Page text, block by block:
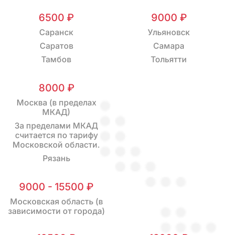
6500 ₽
Саранск
Саратов
Тамбов
8000 ₽
Москва (в пределах
МКАД)
За пределами МКАД
считается по тарифу
Московской области.
Рязань
9000 - 15500 ₽
Московская область (в
зависимости от города)
9000 ₽
Ульяновск
Самара
Тольятти